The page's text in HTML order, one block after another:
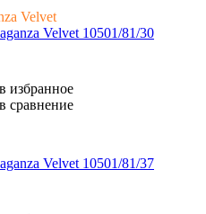
Velvet
Velvet 10501/81/30
избранное
сравнение
Velvet 10501/81/37